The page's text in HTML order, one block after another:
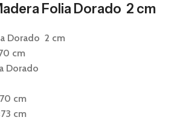
Folia Dorado 2 cm
Dorado 2 cm
cm
Dorado
cm
cm